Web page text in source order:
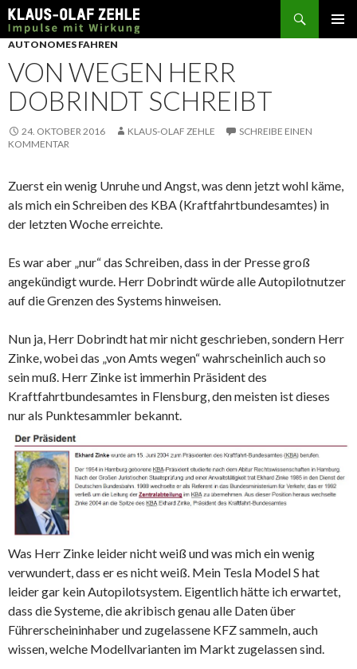
Suchen
SPRINGE
ZUM
INHALT
AUTONOMES FAHREN
VON WEGEN HERR
DOBRINDT SCHREIBT
24. OKTOBER 2016 KLAUS-OLAF ZEHLE
SCHREIBE EINEN
KOMMENTAR
Zuerst ein wenig Unruhe und Angst, was denn jetzt wohl käme,
als mich ein Schreiben des KBA (Kraftfahrtbundesamtes) in
der letzten Woche erreichte.
Es war aber „nur“ das Schreiben, dass in der Presse groß
angekündigt wurde. Herr Dobrindt würde alle Autopilotnutzer
auf die Grenzen des Systems hinweisen.
Nun ja, Herr Dobrindt hat mir nicht geschrieben, sondern Herr
Zinke, wobei das „von Amts wegen“ wahrscheinlich auch so
sein muß. Herr Zinke ist immerhin Präsident des
Kraftfahrtbundesamtes in Flensburg, den meisten ist dieses
nur als Punktesammler bekannt.
Was Herr Zinke leider nicht weiß und was mich ein wenig
verwundert, dass er es nicht weiß. Mein Tesla Model S hat
leider gar kein Autopilotsystem. Eigentlich hätte ich erwartet,
dass die Systeme, die akribisch genau alle Daten über
Führerscheininhaber und zugelassene KFZ sammeln, auch
wissen, welche Modellvarianten im Markt zugelassen sind.